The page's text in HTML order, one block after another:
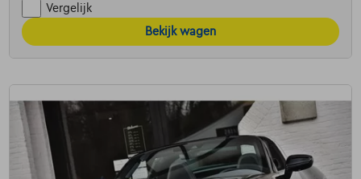
Vergelijk
Bekijk wagen